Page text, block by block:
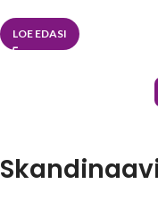
LOE EDASI